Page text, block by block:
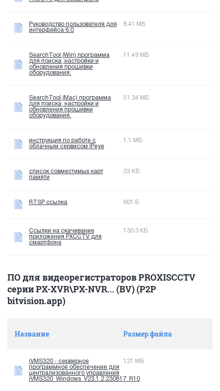
Руководство пользователя для
интерфейса 6.0
8.41 МБ
SearchTool (Win) программа
для поиска, настройки и
обновления прошивки
оборудования.
11.49 МБ
SearchTool (Mac) программа
для поиска, настройки и
обновления прошивки
оборудования.
51.34 МБ
инструкция по работе с
облачным сервисом IPeye
1.1 МБ
список совместимых карт
памяти
23 КБ
RTSP ссылка 601 Б
Ссылки на скачивание
приложения PXCCTV для
смартфона
130.3 КБ
ПО для видеорегистраторов PROXISCCTV
серии PX-XVR\PX-NVR... (BV) (P2P
bitvision.app)
Название Размер файла
iVMS320 - серверное
программное обеспечение для
централизованного управления
iVMS320_Windows_V23.1.2.230817_R10
121 МБ